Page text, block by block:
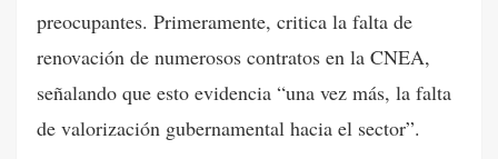
preocupantes. Primeramente, critica la falta de
renovación de numerosos contratos en la CNEA,
señalando que esto evidencia “una vez más, la falta
de valorización gubernamental hacia el sector”.